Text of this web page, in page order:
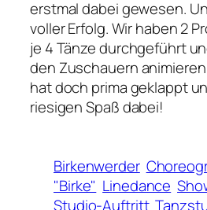
erstmal dabei gewesen.
voller Erfolg. Wir haben 2
je 4 Tänze durchgeführt
den Zuschauern
hat doch prima geklappt
riesigen Spaß dabei!
Birkenwerder
"Birke" Linedance
Studio-Auftritt